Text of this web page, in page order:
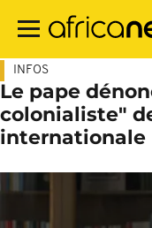
contenu
INFOS
Le pape
colonialiste"
internationale